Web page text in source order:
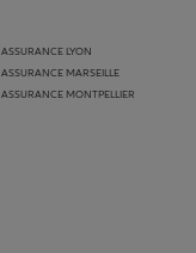
ASSURANCE LYON
ASSURANCE MARSEILLE
ASSURANCE MONTPELLIER